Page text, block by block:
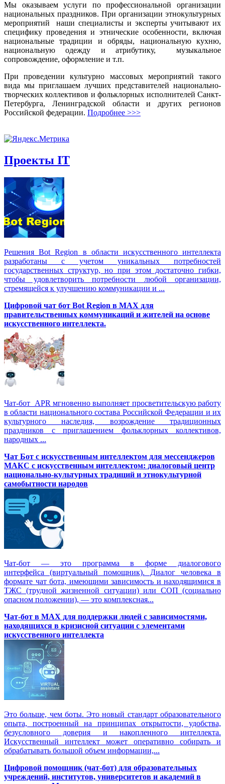
Мы оказываем услуги по профессиональной организации
национальных праздников. При организации этнокультурных
мероприятий наши специалисты и эксперты учитывают их
специфику проведения и этнические особенности, включая
национальные традиции и обряды, национальную кухню,
национальную одежду и атрибутику, музыкальное
сопровождение, оформление и т.п.
При проведении культурно массовых мероприятий такого
вида мы приглашаем лучших представителей национально-
творческих коллективов и фольклорных исполнителей Санкт-
Петербурга, Ленинградской области и других регионов
Российской федерации. Подробнее >>>
Проекты IT
Решения Вot Region в области искусственного интеллекта
разработаны с учетом уникальных потребностей
государственных структур, но при этом достаточно гибки,
чтобы удовлетворить потребности любой организации,
стремящейся к улучшению коммуникации и ...
Цифровой чат бот Вot Region в MAX для
правительственных коммуникаций и жителей на основе
искусственного интеллекта.
Чат-бот APR мгновенно выполняет просветительскую работу
в области национального состава Российской Федерации и их
культурного наследия, возрождение традиционных
праздников с приглашением фольклорных коллективов,
народных ...
Чат Бот с искусственным интеллектом для мессенджеров
МАКС с искусственным интеллектом: диалоговый центр
национально-культурных традиций и этнокультурной
самобытности народов
Чат-бот — это программа в форме диалогового
интерфейса (виртуальный помощник). Диалог человека в
формате чат бота, имеющими зависимость и находящимися в
ТЖС (трудной жизненной ситуации) или СОП (социально
опасном положении), — это комплексная...
Чат-бот в MAX для поддержки людей с зависимостями,
находящихся в кризисной ситуации с элементами
искусственного интеллекта
Это больше, чем боты. Это новый стандарт образовательного
опыта, построенный на принципах открытости, удобства,
безусловного доверия и накопленного интеллекта.
Искусственный интеллект может оперативно собирать и
обрабатывать большой объем информации,...
Цифровой помощник (чат-бот) для образовательных
учреждений, институтов, университетов и академий в